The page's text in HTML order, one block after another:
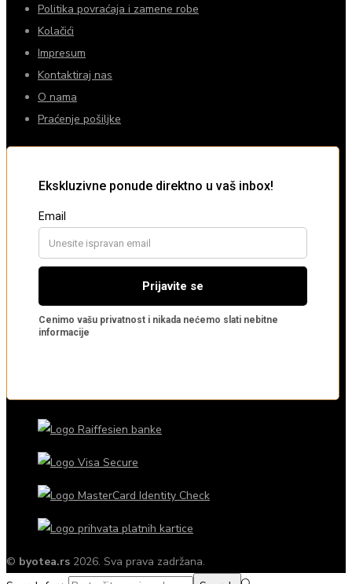
Politika povraćaja i zamene robe
Kolačići
Impresum
Kontaktiraj nas
O nama
Praćenje pošiljke
© byotea.rs 2026. Sva prava zadržana.